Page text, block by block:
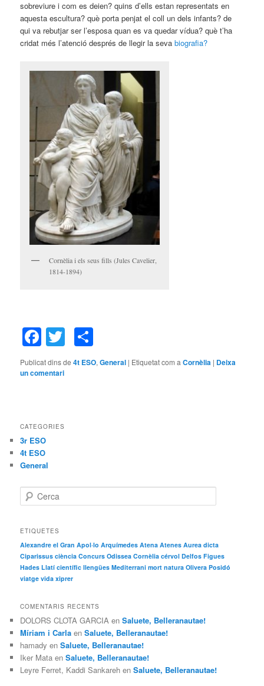
sobreviure i com es deien? quins d’ells estan representats en
aquesta escultura? què porta penjat el coll un dels infants? de
qui va rebutjar ser l’esposa quan es va quedar vídua? què t’ha
cridat més l’atenció després de llegir la sevabiografia?
Cornèlia i els seus fills (Jules Cavelier,
1814-1894)
Facebook
Twitter
Publicat dins de 4t ESO,General | Etiquetat com a Cornèlia | Deixa
un comentari
CATEGORIES
3r ESO
4t ESO
General
e
ETIQUETES
Alexandre el Gran Apol·lo Arquímedes Atena Atenes Aurea dicta
Ciparissus ciència Concurs Odissea Cornèlia cérvol Delfos Figues
Hades Llatí científic llengües Mediterrani mort natura Olivera Posidó
viatge vida xiprer
COMENTARIS RECENTS
DOLORS CLOTA GARCIA enSaluete, Belleranautae!
Míriam i Carla enSaluete, Belleranautae!
hamady enSaluete, Belleranautae!
Iker Mata enSaluete, Belleranautae!
Leyre Ferret, Kaddi Sankareh enSaluete, Belleranautae!